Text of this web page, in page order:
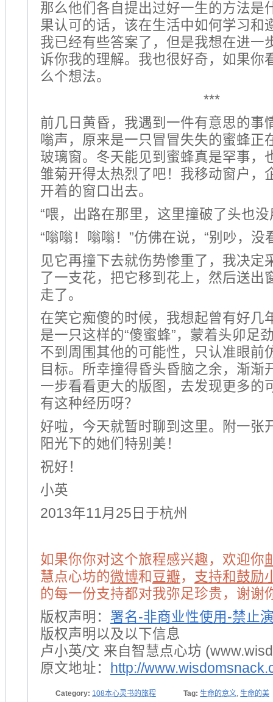
那么他们各自提出过好一生的方法是
果认可的话，该在生活中如何学习和
我已经有些答案了，但是我想在进一
诉你我的理解。我也很好奇，如果你
么个想法。
***
前几日黄昏，我遇到一件有意思的事
嗡声，原来是一只冒冒失失的蜜蜂正
玻璃窗。冬天能见到蜜蜂真是罕事，
雏菊开得太热烈了吧！我移动窗户，
开着的窗口出去。
“喂，出路在那里，这里撞破了头也没
“嗡嗡！嗡嗡！”仿佛在说，“别吵，没
见它再撞下去就伤势惨重了，我决定
了一支花，把它移到花上，然后送出
走了。
在笑它痴傻的时候，我想起曾有好几
是一只这样的“傻蜜蜂”，蒙着头卯足
不到周围其他的可能性，只认准眼前
目标。所幸撞得昏头昏脑之余，渐渐
一步看看更大的版图，去发现更多的
有这种经历呀？
好啦，今天就暂时聊到这里。附一张
阳光下的她们特别美！
祝好！
小英
2013年11月25日于杭州
如果你你对这个旅程感兴趣，欢迎你
慧点心坊的微博和 豆瓣， 支持和鼓励
的每一份支持都对我弥足珍贵，谢谢
版权声明： 署名-非商业性使用-禁止
版权声明以及以下信息
卢小英/文 来自智慧点心坊
原文地址：
http://
Category: 108本心灵书的旅程 Tag: 生命的意义, 生命的美